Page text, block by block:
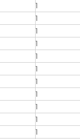
1
1
1
1
1
1
1
1
1
1
1